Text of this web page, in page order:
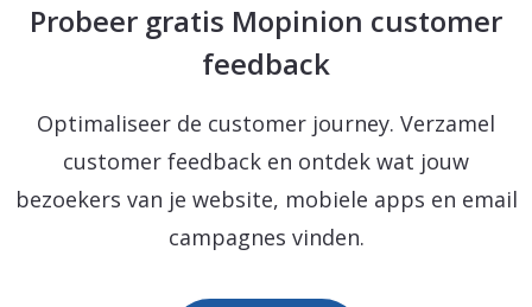
Probeer gratis Mopinion customer
feedback
Optimaliseer de customer journey. Verzamel
customer feedback en ontdek wat jouw
bezoekers van je website, mobiele apps en email
campagnes vinden.